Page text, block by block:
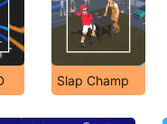
Slap Champ